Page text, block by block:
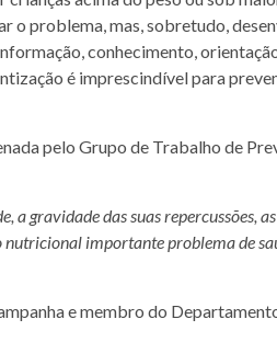
o problema, mas, sobretudo,
conhecimento,
é imprescindível para
pelo Grupo de Trabalho de
a gravidade das suas repercussões,
importante problema de
e membro do